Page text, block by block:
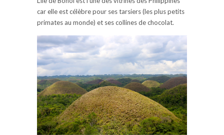
car elle est célèbre pour ses tarsiers (les plus petits
primates au monde) et ses collines de chocolat.